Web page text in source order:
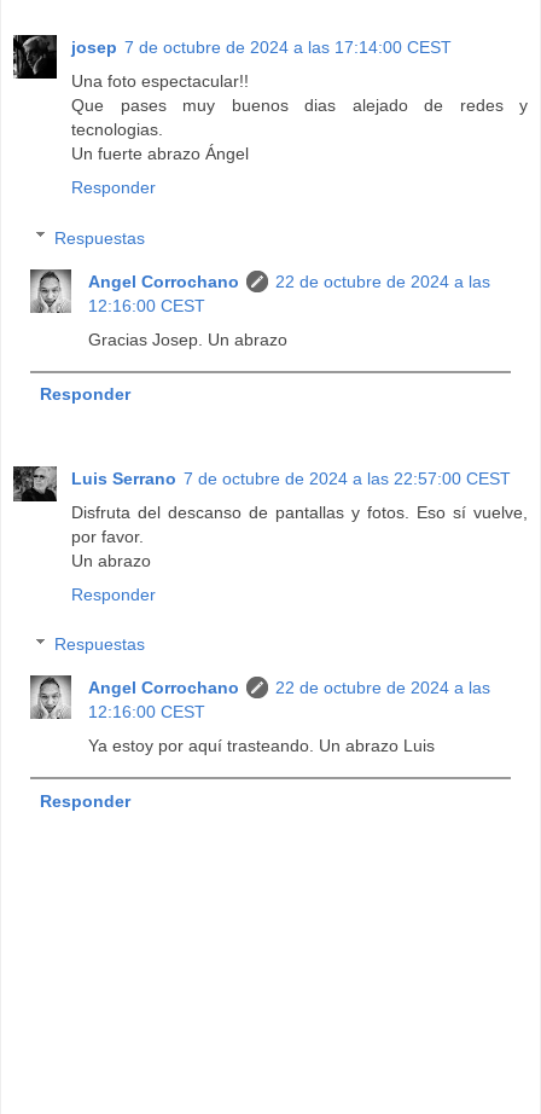
josep 7 de octubre de 2024 a las 17:14:00 CEST
Una foto espectacular!!
Que pases muy buenos dias alejado de redes y
tecnologias.
Un fuerte abrazo Ángel
Responder
Respuestas
Angel Corrochano
22 de octubre de 2024 a las
12:16:00 CEST
Gracias Josep. Un abrazo
Responder
Luis Serrano 7 de octubre de 2024 a las 22:57:00 CEST
Disfruta del descanso de pantallas y fotos. Eso sí vuelve,
por favor.
Un abrazo
Responder
Respuestas
Angel Corrochano
22 de octubre de 2024 a las
12:16:00 CEST
Ya estoy por aquí trasteando. Un abrazo Luis
Responder